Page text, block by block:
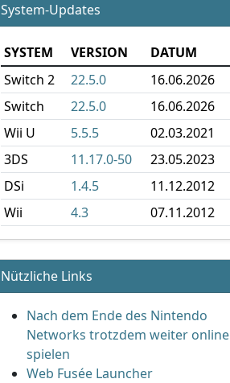
System-Updates
SYSTEM VERSION
DATUM
Switch 2
22.5.0
16.06.2026
Switch
22.5.0
16.06.2026
Wii U
5.5.5
02.03.2021
3DS
11.17.0-50
23.05.2023
DSi
1.4.5
11.12.2012
Wii
4.3 07.11.2012
Nützliche Links
Nach dem Ende des Nintendo
Networks trotzdem weiter online
spielen
Web Fusée Launcher